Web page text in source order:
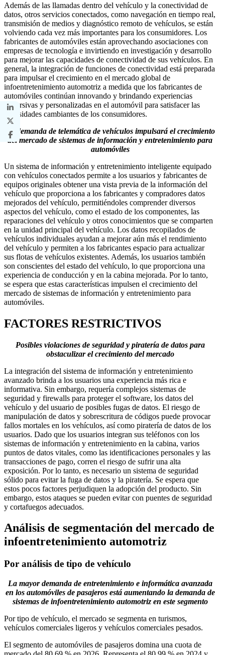
Además de las llamadas dentro del vehículo y la conectividad de
datos, otros servicios conectados, como navegación en tiempo real,
transmisión de medios y diagnóstico remoto de vehículos, se están
volviendo cada vez más importantes para los consumidores. Los
fabricantes de automóviles están aprovechando asociaciones con
empresas de tecnología e invirtiendo en investigación y desarrollo
para mejorar las capacidades de conectividad de sus vehículos. En
general, la integración de funciones de conectividad está preparada
para impulsar el crecimiento en el mercado global de
infoentretenimiento automotriz a medida que los fabricantes de
automóviles continúan innovando y brindando experiencias
inmersivas y personalizadas en el automóvil para satisfacer las
necesidades cambiantes de los consumidores.
La demanda de telemática de vehículos impulsará el crecimiento
del mercado de sistemas de información y entretenimiento para
automóviles
Un sistema de información y entretenimiento inteligente equipado
con vehículos conectados permite a los usuarios y fabricantes de
equipos originales obtener una vista previa de la información del
vehículo que proporciona a los fabricantes y compradores datos
mejorados del vehículo, permitiéndoles comprender diversos
aspectos del vehículo, como el estado de los componentes, las
reparaciones del vehículo y otros conocimientos que se comparten
en la unidad principal del vehículo. Los datos recopilados de
vehículos individuales ayudan a mejorar aún más el rendimiento
del vehículo y permiten a los fabricantes espacio para actualizar
sus flotas de vehículos existentes. Además, los usuarios también
son conscientes del estado del vehículo, lo que proporciona una
experiencia de conducción y en la cabina mejorada. Por lo tanto,
se espera que estas características impulsen el crecimiento del
mercado de sistemas de información y entretenimiento para
automóviles.
FACTORES RESTRICTIVOS
Posibles violaciones de seguridad y piratería de datos para
obstaculizar el crecimiento del mercado
La integración del sistema de información y entretenimiento
avanzado brinda a los usuarios una experiencia más rica e
informativa. Sin embargo, requería complejos sistemas de
seguridad y firewalls para proteger el software, los datos del
vehículo y del usuario de posibles fugas de datos. El riesgo de
manipulación de datos y sobrescritura de códigos puede provocar
fallos mortales en los vehículos, así como piratería de datos de los
usuarios. Dado que los usuarios integran sus teléfonos con los
sistemas de información y entretenimiento en la cabina, varios
puntos de datos vitales, como las identificaciones personales y las
transacciones de pago, corren el riesgo de sufrir una alta
exposición. Por lo tanto, es necesario un sistema de seguridad
sólido para evitar la fuga de datos y la piratería. Se espera que
estos pocos factores perjudiquen la adopción del producto. Sin
embargo, estos ataques se pueden evitar con puentes de seguridad
y cortafuegos adecuados.
Análisis de segmentación del mercado de
infoentretenimiento automotriz
Por análisis de tipo de vehículo
La mayor demanda de entretenimiento e informática avanzada
en los automóviles de pasajeros está aumentando la demanda de
sistemas de infoentretenimiento automotriz en este segmento
Por tipo de vehículo, el mercado se segmenta en turismos,
vehículos comerciales ligeros y vehículos comerciales pesados.
El segmento de automóviles de pasajeros domina una cuota de